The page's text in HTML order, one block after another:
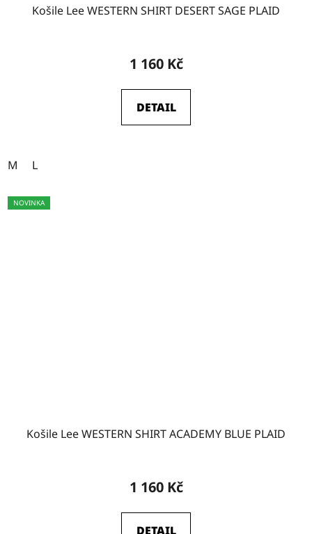
Košile Lee WESTERN SHIRT DESERT SAGE PLAID
1 160 Kč
DETAIL
M L
NOVINKA
Košile Lee WESTERN SHIRT ACADEMY BLUE PLAID
1 160 Kč
DETAIL